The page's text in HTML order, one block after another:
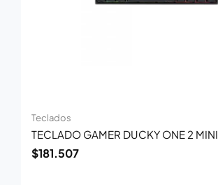
Teclados
TECLADO GAMER DUCKY ONE 2 MINI
$181.507